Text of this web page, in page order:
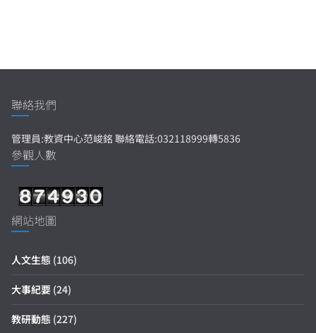
聯絡我們
管理員:教資中心范峻銘 聯絡電話:032118999轉5836
參觀人數
網站地圖
人文生態 (106)
大事紀要 (24)
教研動態 (227)